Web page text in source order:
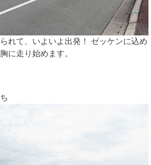
れて、いよいよ出発！ ゼッケンに込め
に走り始めます。